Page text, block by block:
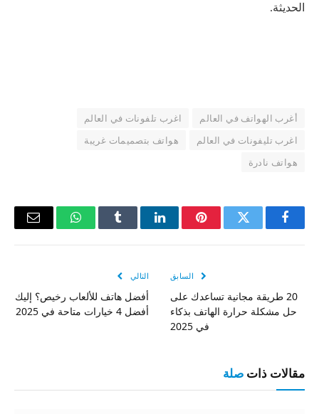
الحديثة.
أغرب الهواتف في العالم
اغرب تلفونات في العالم
اغرب تليفونات في العالم
هواتف بتصميمات غريبة
هواتف نادرة
فيسبوكتويتر بينتيريستلينكدإن Tumblr واتسابالبريد
السابق
20 طريقة مجانية تساعدك على
حل مشكلة حرارة الهاتف بذكاء
في 2025
التالي
أفضل هاتف للألعاب رخيص؟ إليك
أفضل 4 خيارات متاحة في 2025
مقالات ذات صلة